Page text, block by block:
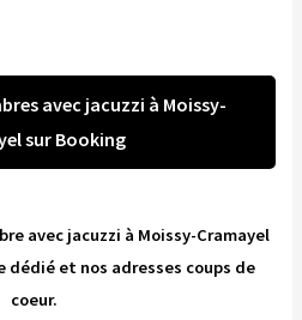
avec jacuzzi à Moissy-
sur Booking
avec jacuzzi à Moissy-Cramayel
dédié et nos adresses coups de
coeur.